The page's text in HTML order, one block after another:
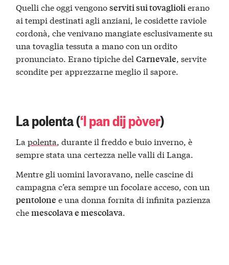
Quelli che oggi vengonoserviti sui tovagliolierano
ai tempi destinati agli anziani, le cosidette raviole
cordonà, che venivano mangiate esclusivamente su
una tovaglia tessuta a mano con un ordito
pronunciato. Erano tipiche delCarnevale, servite
scondite per apprezzarne meglio il sapore.
La polenta (‘l pan dij pòver)
Lapolenta, durante il freddo e buio inverno, è
sempre stata una certezza nelle valli di Langa.
Mentre gli uomini lavoravano, nelle cascine di
campagna c’era sempre un focolare acceso, con un
pentolone e una donna fornita di infinita pazienza
chemescolava e mescolava.